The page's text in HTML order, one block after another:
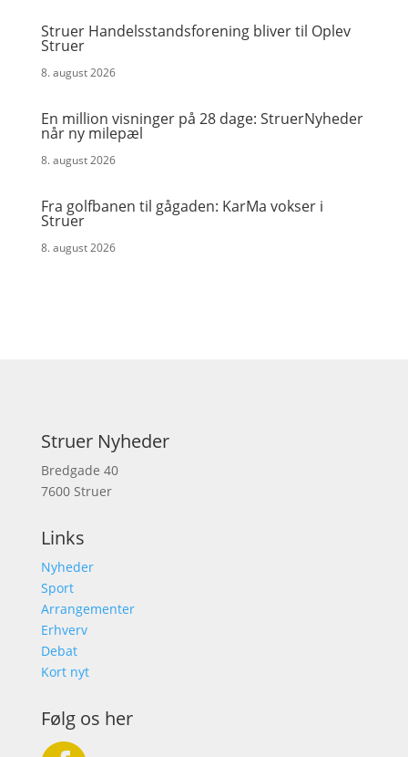
Struer Handelsstandsforening bliver til Oplev
Struer
8. august 2026
En million visninger på 28 dage: StruerNyheder
når ny milepæl
8. august 2026
Fra golfbanen til gågaden: KarMa vokser i
Struer
8. august 2026
Struer Nyheder
Bredgade 40
7600 Struer
Links
Nyheder
Sport
Arrangementer
Erhverv
Debat
Kort nyt
Følg os her